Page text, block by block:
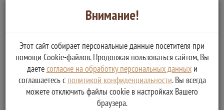
Вернуться
Предоставление мер социальной поддержки Героям Советского
Союза, Героям Российской Федерации, Героям Социалистического
Труда, Героям Труда Российской Федерации, полным кавалерам
ордена Славы и полным кавалерам ордена Трудовой Славы,
Внимание!
Этот сайт собирает персональные данные посетителя при
помощи Cookie-файлов. Продолжая пользоваться сайтом, Вы
даетесогласие на обработку персональных данныхи
соглашаетесь с политикой конфиденциальности. Вы всегда
можете отключить файлы cookie в настройках Вашего
браузера.